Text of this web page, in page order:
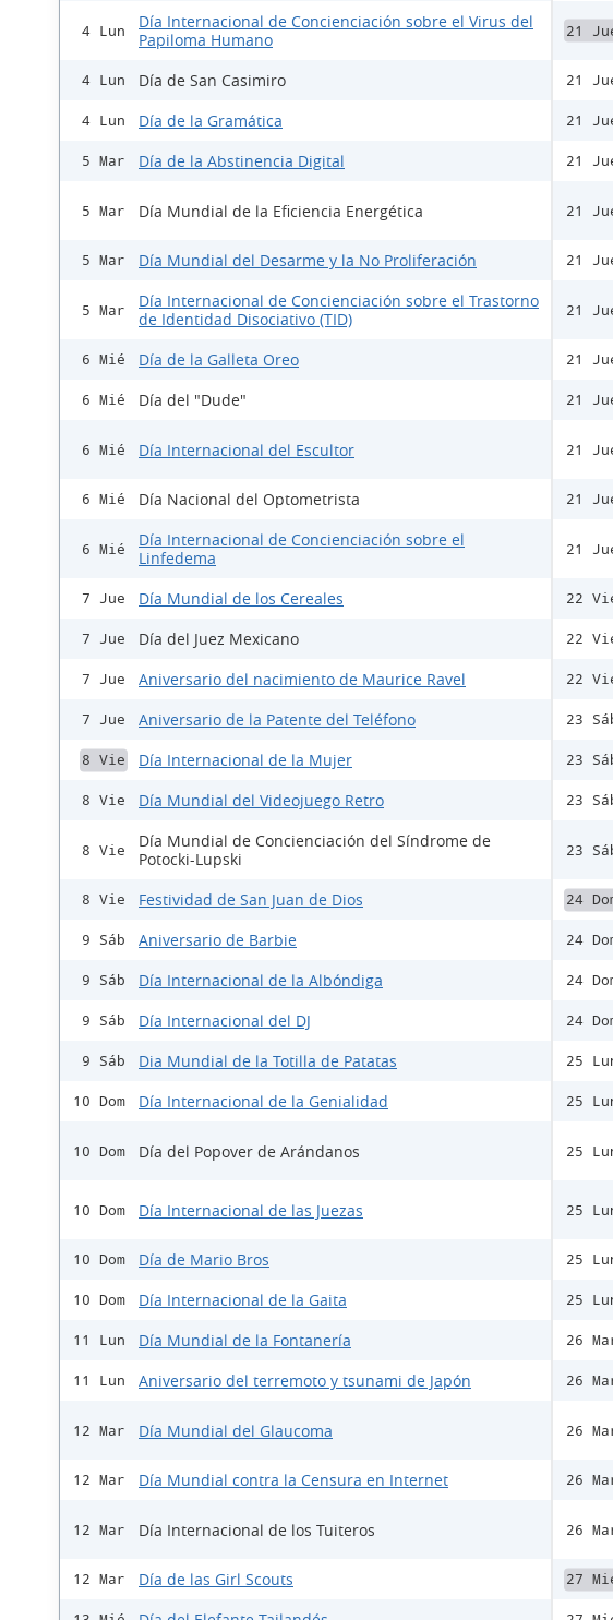
4 Lun
Día Internacional de Concienciación sobre el Virus del
Papiloma Humano
4 Lun Día de San Casimiro
4 Lun Día de la Gramática
5 Mar Día de la Abstinencia Digital
5 Mar Día Mundial de la Eficiencia Energética
5 Mar Día Mundial del Desarme y la No Proliferación
5 Mar
Día Internacional de Concienciación sobre el Trastorno
de Identidad Disociativo (TID)
6 Mié Día de la Galleta Oreo
6 Mié Día del "Dude"
6 Mié Día Internacional del Escultor
6 Mié Día Nacional del Optometrista
6 Mié
Día Internacional de Concienciación sobre el
Linfedema
7 Jue Día Mundial de los Cereales
7 Jue Día del Juez Mexicano
7 Jue Aniversario del nacimiento de Maurice Ravel
7 Jue Aniversario de la Patente del Teléfono
8 Vie Día Internacional de la Mujer
8 Vie Día Mundial del Videojuego Retro
8 Vie
Día Mundial de Concienciación del Síndrome de
Potocki-Lupski
8 Vie Festividad de San Juan de Dios
9 Sáb Aniversario de Barbie
9 Sáb Día Internacional de la Albóndiga
9 Sáb Día Internacional del DJ
9 Sáb Dia Mundial de la Totilla de Patatas
10 Dom Día Internacional de la Genialidad
10 Dom Día del Popover de Arándanos
10 Dom Día Internacional de las Juezas
10 Dom Día de Mario Bros
10 Dom Día Internacional de la Gaita
11 Lun Día Mundial de la Fontanería
11 Lun Aniversario del terremoto y tsunami de Japón
12 Mar Día Mundial del Glaucoma
12 Mar Día Mundial contra la Censura en Internet
12 Mar Día Internacional de los Tuiteros
12 Mar Día de las Girl Scouts
21
21
21
21
21
21
21
21
21
21
21
21
22
22
22
23
23
23
23
24
24
24
24
25
25
25
25
25
25
26
26
26
26
26
27